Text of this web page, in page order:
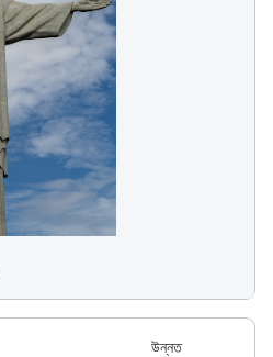
উন্নত